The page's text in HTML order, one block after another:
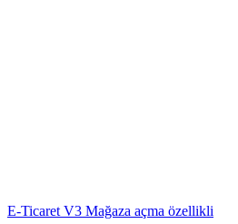
E-Ticaret V3 Mağaza açma özellikli